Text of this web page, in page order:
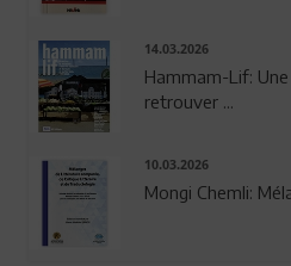
14.03.2026
Hammam-Lif:
retrouver ...
10.03.2026
Mongi Chemli: